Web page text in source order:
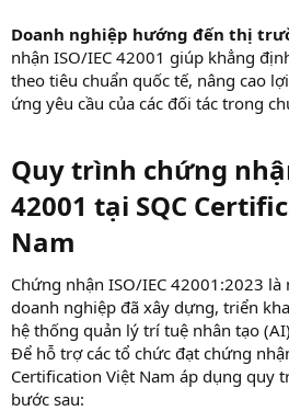
Doanh nghiệp hướng đến thị
nhận ISO/IEC 42001 giúp khẳng
theo tiêu chuẩn quốc tế, nâng cao
ứng yêu cầu của các đối tác trong
Quy trình chứng
42001 tại SQC
Nam
Chứng nhận ISO/IEC 42001:2023
doanh nghiệp đã xây dựng, triển
hệ thống quản lý trí tuệ nhân tạo
Để hỗ trợ các tổ chức đạt chứng
Certification Việt Nam áp dụng quy
bước sau: